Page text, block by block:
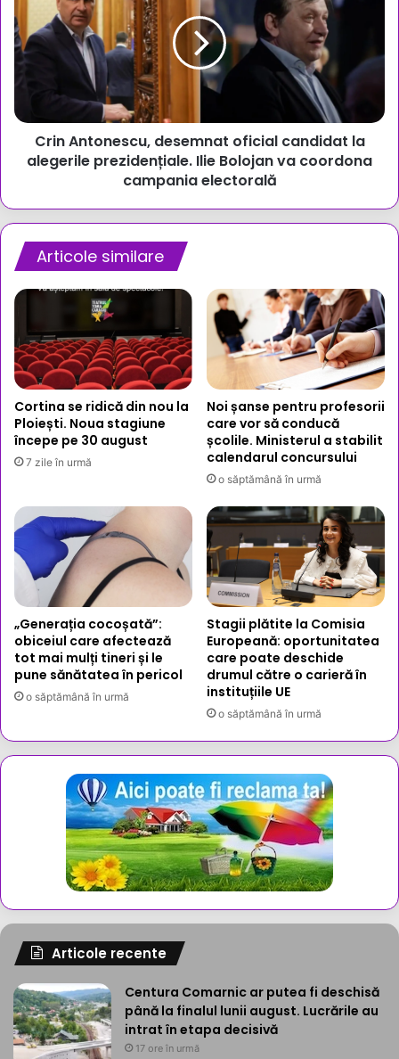
Delta
Dunării
desemnat
oficial
candidat
la
alegerile
prezidențiale.
Ilie
Bolojan
electorală
Crin Antonescu, desemnat oficial candidat la
alegerile prezidențiale. Ilie Bolojan va coordona
campania electorală
Articole similare
Cortina se ridică din nou la
Ploiești. Noua stagiune
începe pe 30 august
7 zile în urmă
Noi șanse pentru profesorii
care vor să conducă
școlile. Ministerul a stabilit
calendarul concursului
o săptămână în urmă
„Generația cocoșată”:
obiceiul care afectează
tot mai mulți tineri și le
pune sănătatea în pericol
o săptămână în urmă
Stagii plătite la Comisia
Europeană: oportunitatea
care poate deschide
drumul către o carieră în
instituțiile UE
o săptămână în urmă
Articole recente
Centura Comarnic ar putea fi deschisă
până la finalul lunii august. Lucrările au
intrat în etapa decisivă
17 ore în urmă